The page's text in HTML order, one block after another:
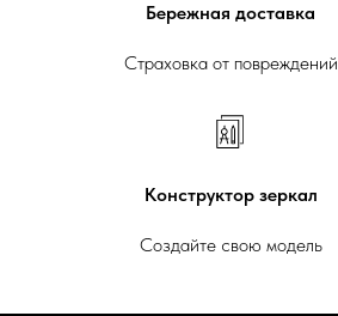
Бережная доставка
Страховка от повреждений
Конструктор зеркал
Создайте свою модель